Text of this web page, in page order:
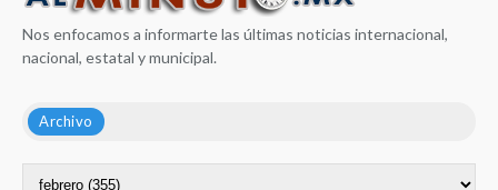
Nos enfocamos a informarte las últimas noticias internacional,
nacional, estatal y municipal.
Archivo